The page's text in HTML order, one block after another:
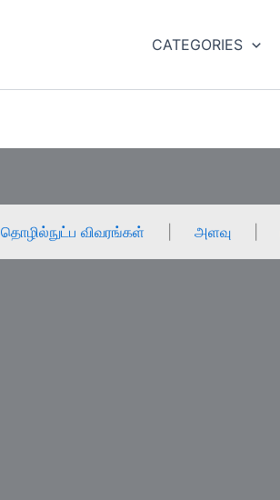
CATEGORIES
தொழில்நுட்ப விவரங்கள் அளவு|